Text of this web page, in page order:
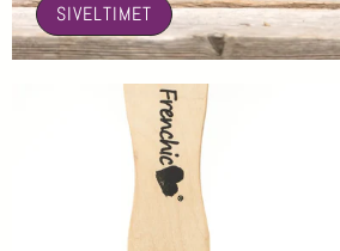
SIVELTIMET